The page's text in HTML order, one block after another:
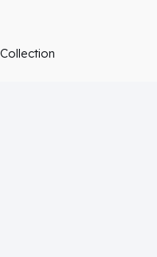
Collection